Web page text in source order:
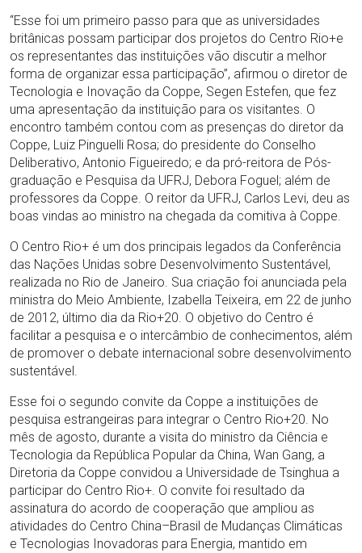
“Esse foi um primeiro passo para que as universidades
britânicas possam participar dos projetos do Centro Rio+e
os representantes das instituições vão discutir a melhor
forma de organizar essa participação”, afirmou o diretor de
Tecnologia e Inovação da Coppe, Segen Estefen, que fez
uma apresentação da instituição para os visitantes. O
encontro também contou com as presenças do diretor da
Coppe, Luiz Pinguelli Rosa; do presidente do Conselho
Deliberativo, Antonio Figueiredo; e da pró-reitora de Pós-
graduação e Pesquisa da UFRJ, Debora Foguel; além de
professores da Coppe. O reitor da UFRJ, Carlos Levi, deu as
boas vindas ao ministro na chegada da comitiva à Coppe.
O Centro Rio+ é um dos principais legados da Conferência
das Nações Unidas sobre Desenvolvimento Sustentável,
realizada no Rio de Janeiro. Sua criação foi anunciada pela
ministra do Meio Ambiente, Izabella Teixeira, em 22 de junho
de 2012, último dia da Rio+20. O objetivo do Centro é
facilitar a pesquisa e o intercâmbio de conhecimentos, além
de promover o debate internacional sobre desenvolvimento
sustentável.
Esse foi o segundo convite da Coppe a instituições de
pesquisa estrangeiras para integrar o Centro Rio+20. No
mês de agosto, durante a visita do ministro da Ciência e
Tecnologia da República Popular da China, Wan Gang, a
Diretoria da Coppe convidou a Universidade de Tsinghua a
participar do Centro Rio+. O convite foi resultado da
assinatura do acordo de cooperação que ampliou as
atividades do Centro China–Brasil de Mudanças Climáticas
e Tecnologias Inovadoras para Energia, mantido em